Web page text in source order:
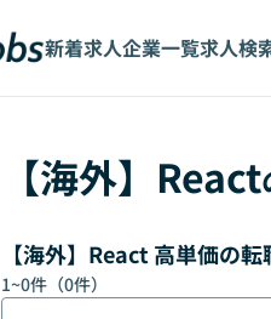
新着求人企業一覧求人検
【海外】 React
【海外】React 高単価の
1~0件（0件）